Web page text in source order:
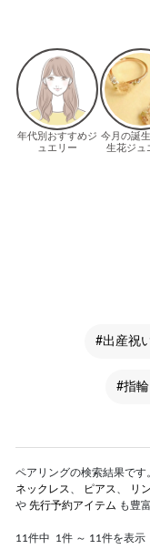
#出産祝
#指
ペアリングの検索結果で
ネックレス
ピアス リ
や 先行予約アイテム も豊
11件中 1件 ～ 11件を表示